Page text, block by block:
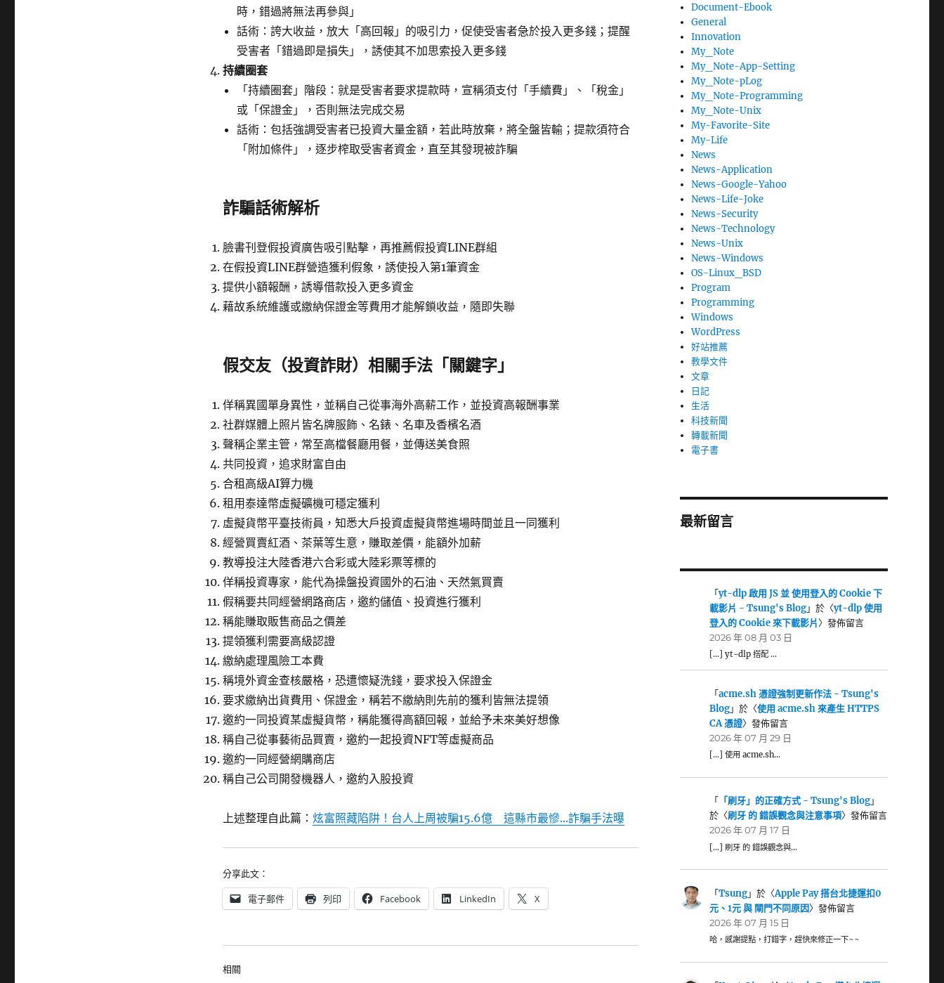
時，錯過將無法再參與」
話術：誇大收益，放大「高回報」的吸引力，促使受害者急於投入更多錢；提醒
受害者「錯過即是損失」，誘使其不加思索投入更多錢
持續圈套
「持續圈套」階段：就是受害者要求提款時，宣稱須支付「手續費」、「稅金」
或「保證金」，否則無法完成交易
話術：包括強調受害者已投資大量金額，若此時放棄，將全盤皆輸；提款須符合
「附加條件」，逐步榨取受害者資金，直至其發現被詐騙
詐騙話術解析
臉書刊登假投資廣告吸引點擊，再推薦假投資LINE群組
在假投資LINE群營造獲利假象，誘使投入第1筆資金
提供小額報酬，誘導借款投入更多資金
藉故系統維護或繳納保證金等費用才能解鎖收益，隨即失聯
假交友（投資詐財）相關手法「關鍵字」
佯稱異國單身異性，並稱自己從事海外高薪工作，並投資高報酬事業
社群媒體上照片皆名牌服飾、名錶、名車及香檳名酒
聲稱企業主管，常至高檔餐廳用餐，並傳送美食照
共同投資，追求財富自由
合租高級AI算力機
租用泰達幣虛擬礦機可穩定獲利
虛擬貨幣平臺技術員，知悉大戶投資虛擬貨幣進場時間並且一同獲利
經營買賣紅酒、茶葉等生意，賺取差價，能額外加薪
教導投注大陸香港六合彩或大陸彩票等標的
佯稱投資專家，能代為操盤投資國外的石油、天然氣買賣
假稱要共同經營網路商店，邀約儲值、投資進行獲利
稱能賺取販售商品之價差
提領獲利需要高級認證
繳納處理風險工本費
稱境外資金查核嚴格，恐遭懷疑洗錢，要求投入保證金
要求繳納出貨費用、保證金，稱若不繳納則先前的獲利皆無法提領
邀約一同投資某虛擬貨幣，稱能獲得高額回報，並給予未來美好想像
稱自己從事藝術品買賣，邀約一起投資NFT等虛擬商品
邀約一同經營網購商店
稱自己公司開發機器人，邀約入股投資
上述整理自此篇： 炫富照藏陷阱！台人上周被騙15.6億 這縣市最慘...詐騙手法曝
分享此文：
電子郵件 列印 Facebook LinkedIn X
相關
Document-Ebook
General
Innovation
My_Note
My_Note-App-Setting
My_Note-pLog
My_Note-Programming
My_Note-Unix
My-Favorite-Site
My-Life
News
News-Application
News-Google-Yahoo
News-Life-Joke
News-Security
News-Technology
News-Unix
News-Windows
OS-Linux_BSD
Program
Programming
Windows
WordPress
好站推薦
教學文件
文章
日記
生活
科技新聞
轉載新聞
電子書
最新留言
「yt-dlp 啟用 JS 並 使用登入的 Cookie 下
載影片 - Tsung's Blog」於〈yt-dlp 使用
登入的 Cookie 來下載影片〉發佈留言
2026 年 08 月 03 日
[…] yt-dlp 搭配 …
「acme.sh 憑證強制更新作法 - Tsung's
Blog」於〈使用 acme.sh 來產生 HTTPS
CA 憑證〉發佈留言
2026 年 07 月 29 日
[…] 使用 acme.sh…
「 「刷牙」的正確方式 - Tsung's Blog」
於〈刷牙 的 錯誤觀念與注意事項〉發佈留言
2026 年 07 月 17 日
[…] 刷牙 的 錯誤觀念與…
「Tsung」於〈Apple Pay 搭台北捷運扣0
元、1元 與 閘門不同原因〉發佈留言
2026 年 07 月 15 日
哈，感謝提點，打錯字，趕快來修正一下~~